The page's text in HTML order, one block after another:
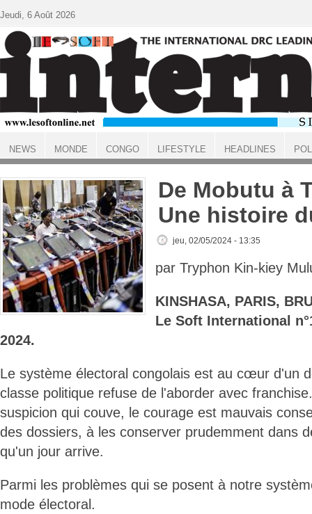
ACCUEIL
De Mobutu à
Une histoire
jeu, 02/05/2024 - 13:35
par Tryphon Kin-kiey
KINSHASA, PARIS,
Le Soft International
2024.
Le système électoral congolais est au cœur d'un
classe politique refuse de l'aborder avec
suspicion qui couve, le courage est mauvais
des dossiers, à les conserver prudemment dans
qu'un jour arrive.
Parmi les problèmes qui se posent à notre
mode électoral.
Jeudi, 6 Août 2026
NEWS MONDE CONGO LIFESTYLE HEADLINES